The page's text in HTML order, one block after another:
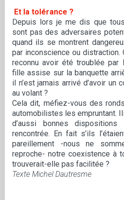
Et la tolérance ?
Depuis lors je me dis que
sont pas des adversaires
quand ils se montrent
par inconscience ou distraction.
reconnu avoir été troublée
fille assise sur la banquette
il n’est jamais arrivé d’avoir un
au volant ?
Cela dit, méfiez-vous des
automobilistes les empruntant.
d’aussi bonnes
rencontrée. En fait s’ils
pareillement -nous ne
reproche- notre coexistence à
trouverait-elle pas facilitée ?
Texte Michel Dautresme